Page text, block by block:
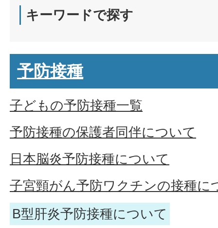
キーワードで探す
予防接種
子どもの予防接種一覧
予防接種の保護者同伴について
日本脳炎予防接種について
子宮頸がん予防ワクチンの接種に
B型肝炎予防接種について